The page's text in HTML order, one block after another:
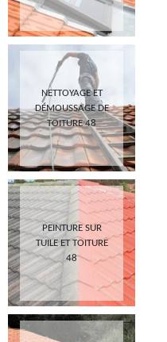
NETTOYAGE ET
DÉMOUSSAGE DE
TOITURE 48
PEINTURE SUR
TUILE ET TOITURE
48